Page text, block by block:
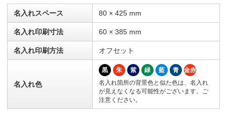
名入れスペース 80 × 425 mm
名入れ印刷寸法 60 × 385 mm
名入れ印刷方法 オフセット
名入れ色
黒 朱 紫 緑 藍 青
金赤
名入れ箇所の背景色と似た色は、名入れ
が見えなくなる可能性がございます。ご
注意ください。